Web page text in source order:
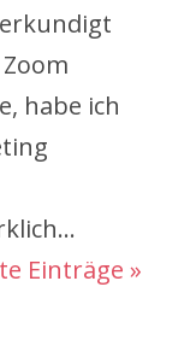
habe ich
Einträge »